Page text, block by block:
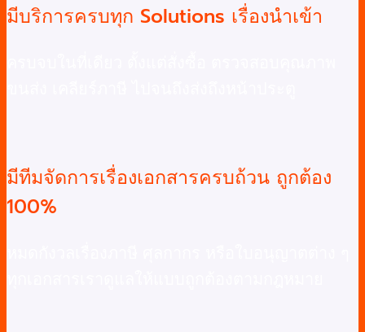
มีบริการครบทุก Solutions เรื่องนำเข้า
มีทีมจัดการเรื่องเอกสารครบถ้วน ถูกต้อง
100%